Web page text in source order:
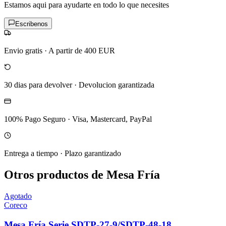
Estamos aqui para ayudarte en todo lo que necesites
Escribenos
Envio gratis · A partir de 400 EUR
30 dias para devolver· Devolucion garantizada
100% Pago Seguro · Visa, Mastercard, PayPal
Entrega a tiempo · Plazo garantizado
Otros productos de Mesa Fría
Agotado
Coreco